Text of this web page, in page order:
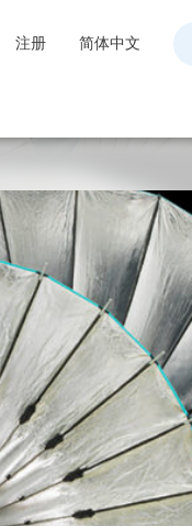
注册 简体中文